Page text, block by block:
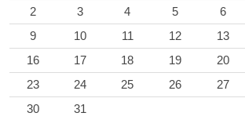
2
3 4 5 6
9
10 11 12 13
16
17 18 19 20
23
24 25 26 27
30
31